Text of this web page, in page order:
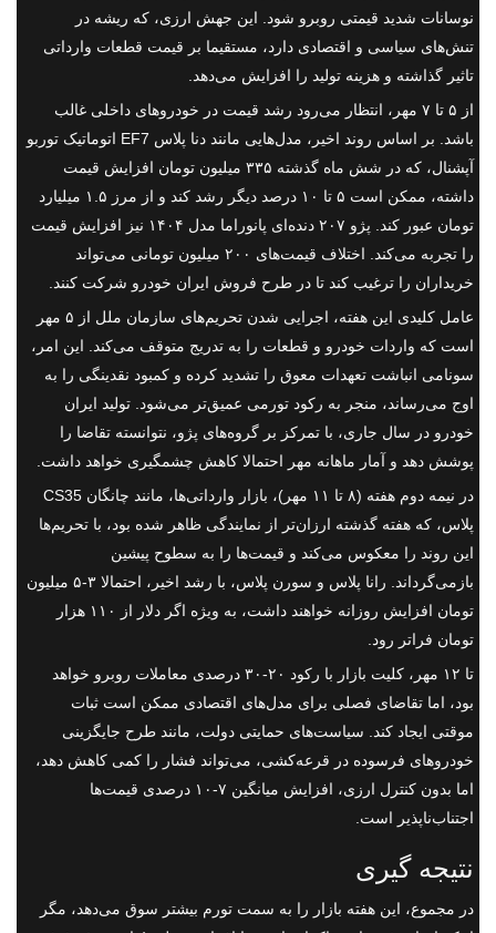
نوسانات شدید قیمتی روبرو شود. این جهش ارزی، که ریشه در
تنش‌های سیاسی و اقتصادی دارد، مستقیما بر قیمت قطعات وارداتی
تاثیر گذاشته و هزینه تولید را افزایش می‌دهد.
از ۵ تا ۷ مهر، انتظار می‌رود رشد قیمت در خودروهای داخلی غالب
باشد. بر اساس روند اخیر، مدل‌هایی مانند دنا پلاس EF7 اتوماتیک توربو
آپشنال، که در شش ماه گذشته ۳۳۵ میلیون تومان افزایش قیمت
داشته، ممکن است ۵ تا ۱۰ درصد دیگر رشد کند و از مرز ۱.۵ میلیارد
تومان عبور کند. پژو ۲۰۷ دنده‌ای پانوراما مدل ۱۴۰۴ نیز افزایش قیمت
را تجربه می‌کند. اختلاف قیمت‌های ۲۰۰ میلیون تومانی می‌تواند
خریداران را ترغیب کند تا در طرح فروش ایران خودرو شرکت کنند.
عامل کلیدی این هفته، اجرایی شدن تحریم‌های سازمان ملل از ۵ مهر
است که واردات خودرو و قطعات را به تدریج متوقف می‌کند. این امر،
سونامی انباشت تعهدات معوق را تشدید کرده و کمبود نقدینگی را به
اوج می‌رساند، منجر به رکود تورمی عمیق‌تر می‌شود. تولید ایران
خودرو در سال جاری، با تمرکز بر گروه‌های پژو، نتوانسته تقاضا را
پوشش دهد و آمار ماهانه مهر احتمالا کاهش چشمگیری خواهد داشت.
در نیمه دوم هفته (۸ تا ۱۱ مهر)، بازار وارداتی‌ها، مانند چانگان CS35
پلاس، که هفته گذشته ارزان‌تر از نمایندگی ظاهر شده بود، با تحریم‌ها
این روند را معکوس می‌کند و قیمت‌ها را به سطوح پیشین
بازمی‌گرداند. رانا پلاس و سورن پلاس، با رشد اخیر، احتمالا ۳-۵ میلیون
تومان افزایش روزانه خواهند داشت، به ویژه اگر دلار از ۱۱۰ هزار
تومان فراتر رود.
تا ۱۲ مهر، کلیت بازار با رکود ۲۰-۳۰ درصدی معاملات روبرو خواهد
بود، اما تقاضای فصلی برای مدل‌های اقتصادی ممکن است ثبات
موقتی ایجاد کند. سیاست‌های حمایتی دولت، مانند طرح جایگزینی
خودروهای فرسوده در قرعه‌کشی، می‌تواند فشار را کمی کاهش دهد،
اما بدون کنترل ارزی، افزایش میانگین ۷-۱۰ درصدی قیمت‌ها
اجتناب‌ناپذیر است.
نتیجه گیری
در مجموع، این هفته بازار را به سمت تورم بیشتر سوق می‌دهد، مگر